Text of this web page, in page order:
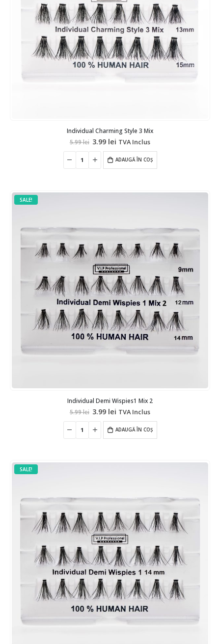
Individual Charming Style 3 Mix
5.99lei Prețul
inițial
a
fost:
5.99 lei.
3.99 lei Prețul
curent
este:
3.99 lei.
TVA Inclus
ADAUGĂ ÎN COȘ
SALE!
Individual Demi Wispies1 Mix 2
5.99lei Prețul
inițial
a
fost:
5.99 lei.
3.99 lei Prețul
curent
este:
3.99 lei.
TVA Inclus
ADAUGĂ ÎN COȘ
SALE!